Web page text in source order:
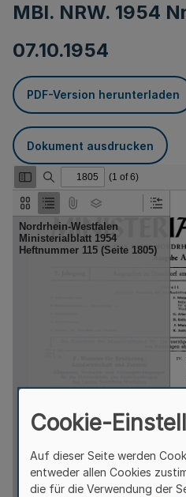
MBl. NRW. 1954
07.10.1954
PDF-Version herunterladen
Dokument ausdrucken
Cookie-
Auf dieser Seite werden
entweder allen Cookies
die für die Verwendung der